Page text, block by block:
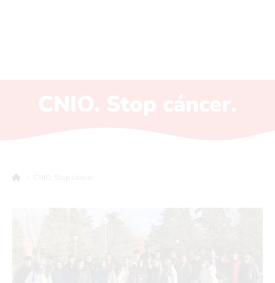
CNIO. Stop cáncer.